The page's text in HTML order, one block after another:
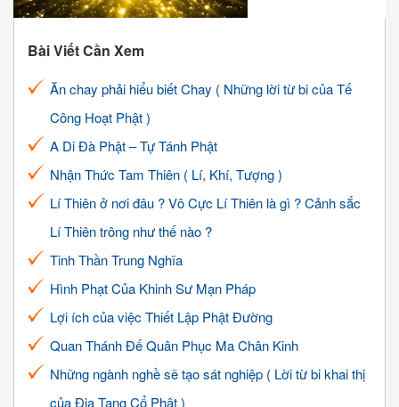
Bài Viết Cần Xem
Ăn chay phải hiểu biết Chay ( Những lời từ bi của Tế
Công Hoạt Phật )
A Di Đà Phật – Tự Tánh Phật
Nhận Thức Tam Thiên ( Lí, Khí, Tượng )
Lí Thiên ở nơi đâu ? Vô Cực Lí Thiên là gì ? Cảnh sắc
Lí Thiên trông như thế nào ?
Tinh Thần Trung Nghĩa
Hình Phạt Của Khinh Sư Mạn Pháp
Lợi ích của việc Thiết Lập Phật Đường
Quan Thánh Đế Quân Phục Ma Chân Kinh
Những ngành nghề sẽ tạo sát nghiệp ( Lời từ bi khai thị
của Địa Tạng Cổ Phật )